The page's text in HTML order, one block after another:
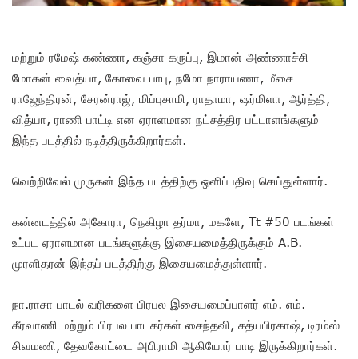
மற்றும் ரமேஷ் கண்ணா, கஞ்சா கருப்பு, இமான் அண்ணாச்சி
மோகன் வைத்யா, கோவை பாபு, நமோ நாராயணா, மீசை
ராஜேந்திரன், சேரன்ராஜ், மிப்புசாமி, ராதாமா, ஷர்மிளா, ஆர்த்தி,
வித்யா, ராணி பாட்டி என ஏராளமான நட்சத்திர பட்டாளங்களும்
இந்த படத்தில் நடித்திருக்கிறார்கள்.
வெற்றிவேல் முருகன் இந்த படத்திற்கு ஒளிப்பதிவு செய்துள்ளார்.
கன்னடத்தில் அகோரா, நெகிழா தர்மா, மகளே, Tt #50 படங்கள்
உட்பட ஏராளமான படங்களுக்கு இசையமைத்திருக்கும் A.B.
முரளிதரன் இந்தப் படத்திற்கு இசையமைத்துள்ளார்.
நா.ராசா பாடல் வரிகளை பிரபல இசையமைப்பாளர் எம். எம்.
கீரவாணி மற்றும் பிரபல பாடகர்கள் சைந்தவி, சத்யபிரகாஷ், டிரம்ஸ்
சிவமணி, தேவகோட்டை அபிராமி ஆகியோர் பாடி இருக்கிறார்கள்.